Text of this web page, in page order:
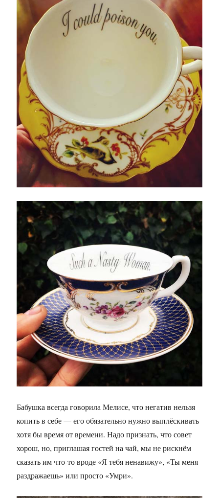
Бабушка всегда говорила Мелисе, что негатив нельзя
копить в себе — его обязательно нужно выплёскивать
хотя бы время от времени. Надо признать, что совет
хорош, но, приглашая гостей на чай, мы не рискнём
сказать им что-то вроде «Я тебя ненавижу», «Ты меня
раздражаешь» или просто «Умри».